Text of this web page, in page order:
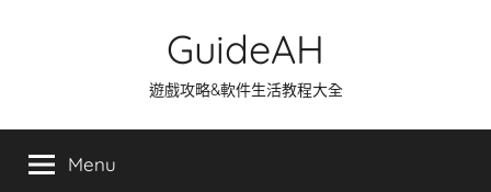
GuideAH
遊戲攻略&軟件生活教程大全
Menu